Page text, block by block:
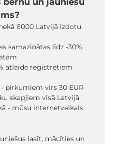
6000 Latvijā izdotu
samazinātas līdz -30%
atlaide reģistrētiem
pirkumiem virs 30 EUR
skapjiem visā Latvijā
- mūsu internetveikals
lasīt, mācīties un